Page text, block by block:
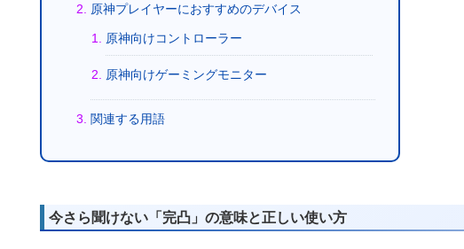
原神プレイヤーにおすすめのデバイス
原神向けコントローラー
原神向けゲーミングモニター
関連する用語
今さら聞けない「完凸」の意味と正しい使い方